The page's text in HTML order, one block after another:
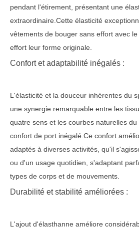
pendant l'étirement, présentant une
extraordinaire.Cette élasticité
vêtements de bouger sans effort avec
effort leur forme originale.
Confort et adaptabilité inégalés :
L'élasticité et la douceur inhérentes du
une synergie remarquable entre les
quatre sens et les courbes naturelles
confort de port inégalé.Ce confort
adaptés à diverses activités, qu'il
ou d'un usage quotidien, s'adaptant
types de corps et de mouvements.
Durabilité et stabilité améliorées :
L'ajout d'élasthanne améliore